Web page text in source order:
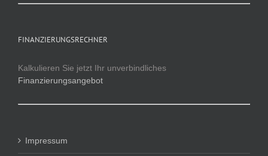
FINANZIERUNGSRECHNER
Kalkulieren Sie jetzt Ihr unverbindliches
Finanzierungsangebot
Impressum